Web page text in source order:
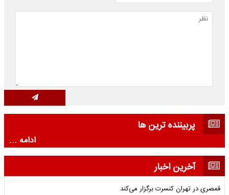
پربیننده ترین ها
ادامه ...
آخرین اخبار
قمصری در تهران کنسرت برگزار می‌کند